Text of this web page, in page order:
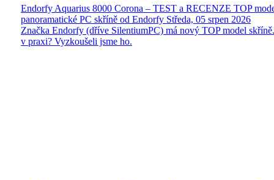
Endorfy Aquarius 8000 Corona – TEST a RECENZE TOP
panoramatické PC skříně od Endorfy Středa, 05 srpen 2026
Značka Endorfy (dříve SilentiumPC) má nový TOP model
v praxi? Vyzkoušeli jsme ho.